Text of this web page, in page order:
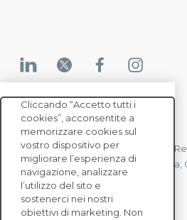
CONTATTACI
Abbiamo uffici in Francia, Stati Uniti,
Mauritius, Polonia, Canada,
Singapore.
Cliccando “Accetto tutti i
cookies”, acconsentite a
memorizzare cookies sul
vostro dispositivo per
migliorare l’esperienza di
navigazione, analizzare
l’utilizzo del sito e
sostenerci nei nostri
obiettivi di marketing. Non